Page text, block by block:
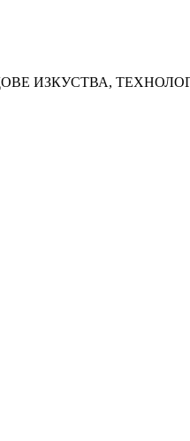
ИЗКУСТВА,